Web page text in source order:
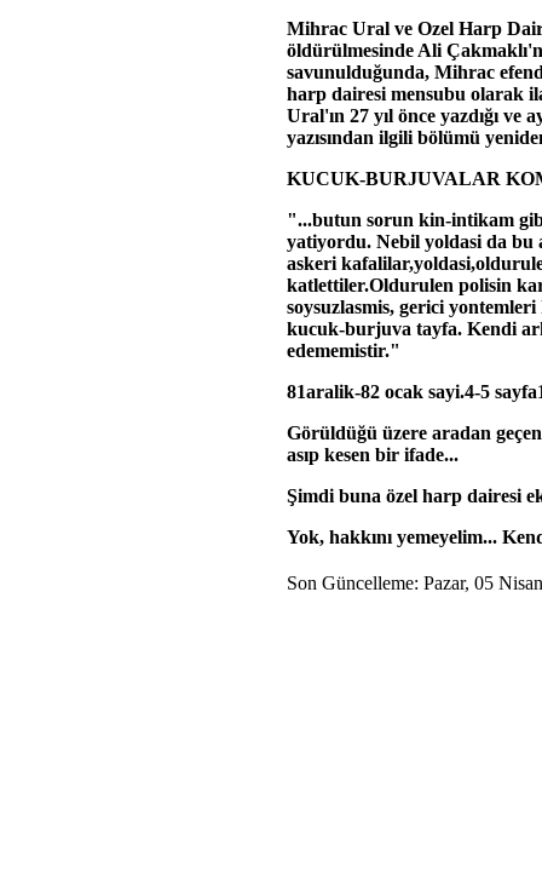
Mihrac Ural ve Ozel Harp
öldürülmesinde Ali
savunulduğunda, Mihrac
harp dairesi mensubu olarak
Ural'ın 27 yıl önce yazdığı ve
yazısından ilgili bölümü
KUCUK-BURJUVALAR
"...butun sorun kin-intikam
yatiyordu. Nebil yoldasi da bu
askeri
katlettiler.Oldurulen polisin
soysuzlasmis, gerici
kucuk-burjuva tayfa. Kendi
edememistir."
81aralik-82 ocak sayi.4-5
Görüldüğü üzere aradan
asıp kesen bir ifade...
Şimdi buna özel harp dairesi
Yok, hakkını yemeyelim...
Son Güncelleme: Pazar, 05